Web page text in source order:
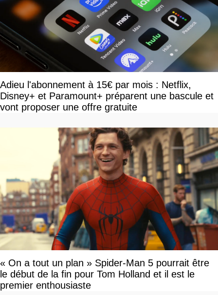
Adieu l'abonnement à 15€ par mois : Netflix,
Disney+ et Paramount+ préparent une bascule et
vont proposer une offre gratuite
« On a tout un plan » Spider-Man 5 pourrait être
le début de la fin pour Tom Holland et il est le
premier enthousiaste